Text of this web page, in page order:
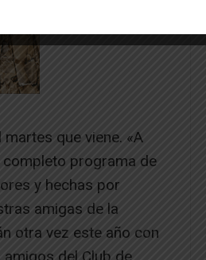
que viene. «A
completo programa de
y hechas por
amigas de la
otra vez este año con